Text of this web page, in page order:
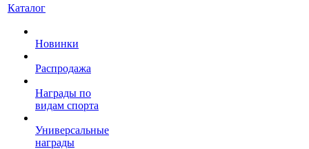
Каталог
Новинки
Распродажа
Награды по
видам спорта
Универсальные
награды